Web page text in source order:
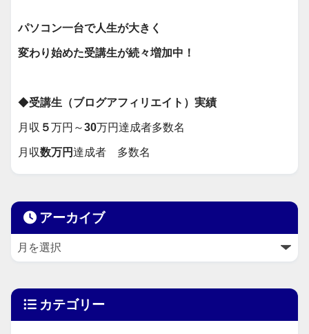
パソコン一台で人生が大きく
変わり始めた受講生が続々増加中！
◆受講生（ブログアフィリエイト）実績
月収 ５万円～30万円達成者多数名
月収数万円達成者 多数名
アーカイブ
カテゴリー